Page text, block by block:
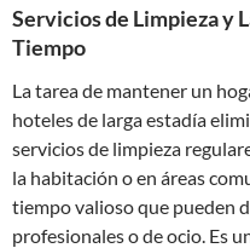
Servicios de Limpieza y
Tiempo
La tarea de mantener un
hoteles de larga estadía
servicios de limpieza
la habitación o en áreas
tiempo valioso que pueden
profesionales o de ocio. Es